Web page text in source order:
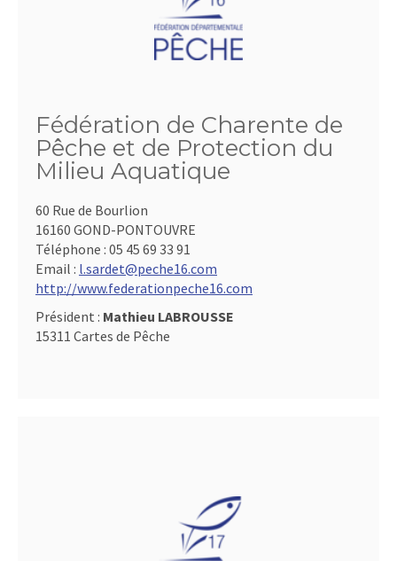
Fédération de Charente de
Pêche et de Protection du
Milieu Aquatique
60 Rue de Bourlion
16160 GOND-PONTOUVRE
Téléphone : 05 45 69 33 91
Email : l.sardet@peche16.com
http://www.federationpeche16.com
Président : Mathieu LABROUSSE
15311 Cartes de Pêche